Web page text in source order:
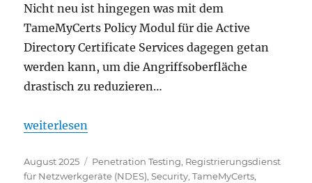
Nicht neu ist hingegen was mit dem
TameMyCerts Policy Modul für die Active
Directory Certificate Services dagegen getan
werden kann, um die Angriffsoberfläche
drastisch zu reduzieren…
„Angriff auf das Active Directory über Microsoft
weiterlesen
Veröffentlicht
am
August 2025 Kategorien
Penetration Testing Registrierungsdienst
für Netzwerkgeräte (NDES) ,Security ,TameMyCerts